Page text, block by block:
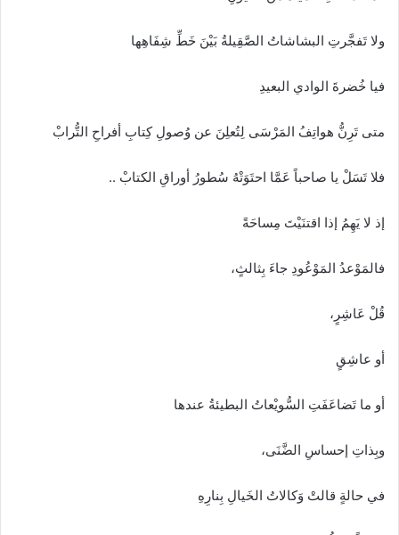
ولا تَفجَّرتِ البشاشاتُ الصَّقِيلةُ بَيْنَ خَطِّ شِفَاهِها
فيا خُضرةَ الوادي البعيدِ
متى تَرِنُّ هواتِفُ المَرْسَى لِتُعلِنَ عن وُصولِ كِتابِ أفراحِ التُّرابْ
فلا تَسَلْ يا صاحباً عَمَّا احتَوَتْهُ سُطورُ أوراقِ الكتابْ ..
إذ لا يَهِمُ إذا اقتنَيْتَ مِساحَةً
فالمَوْعدُ المَوْعُودِ جاءَ بِثالثٍ،
قُلْ عَاشِرٍ،
أو عاشِقٍ
أو ما تَضاعَفَتِ السُّويْعاتُ البطيئةُ عندها
وبِذاتِ إحساسِ الضَّنَى،
في حالةٍ قالتْ وَكالاتُ الخَيالِ بِنارِهِ